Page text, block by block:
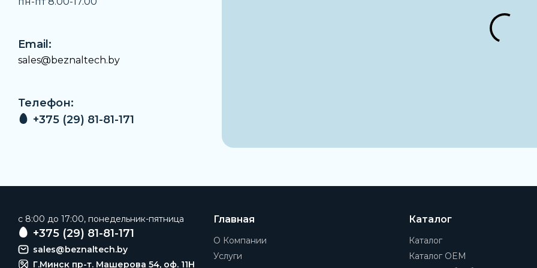
4 - Очень высокая
Диаметр поршня
Демпфирование
Присоединение
Тип резьбы
Email:
sales@beznaltech.by
Телефон:
+375 (29) 81-81-171
c 8:00 до 17:00, понедельник-пятница
+375 (29) 81-81-171
sales@beznaltech.by
Г.Минск пр-т. Машерова 54, оф. 11H
Главная
О Компании
Услуги
Каталог
Каталог
Каталог OEM